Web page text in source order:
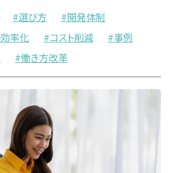
選び方
開発体制
率化 コスト削減
事例
働き方改革